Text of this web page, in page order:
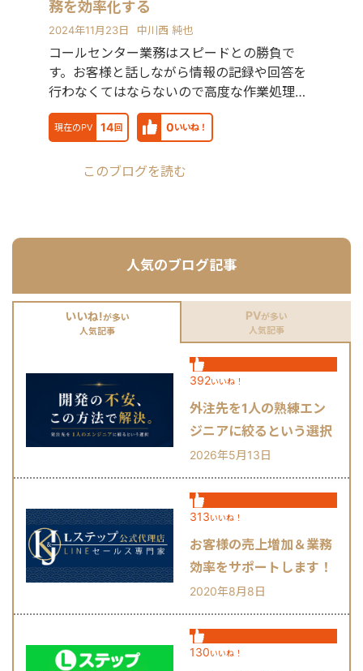
人気のブログ記事
いいね!が多い
人気記事
PVが多い
人気記事
392いいね！
外注先を1人の熟練エン
ジニアに絞るという選択
肢
2026年5月13日
313いいね！
お客様の売上増加＆業務
効率をサポートします！
2020年8月8日
130いいね！
務を効率化する
2024年11月23日 中川西 純也
現在のPV 14回 0いいね！
コールセンター業務はスピードとの勝負で
す。お客様と話しながら情報の記録や回答を
行わなくてはならないので高度な作業処理が
求められます。できるだ
このブログを読む